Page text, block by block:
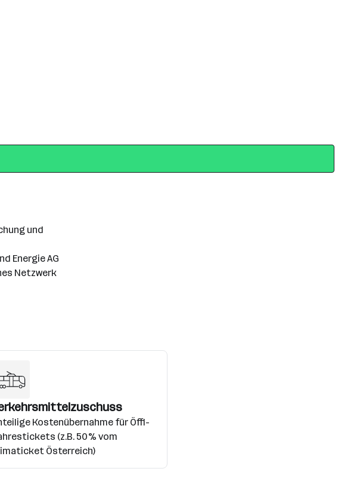
und
Energie AG
Netzwerk
Kostenübernahme für Öffi-
(z.B. 50% vom
Österreich)